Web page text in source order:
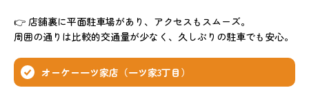
👉 店舗裏に平面駐車場があり、アクセスもスムーズ。
周囲の通りは比較的交通量が少なく、久しぶりの駐車でも安心。
オーケー一ツ家店（一ツ家3丁目）